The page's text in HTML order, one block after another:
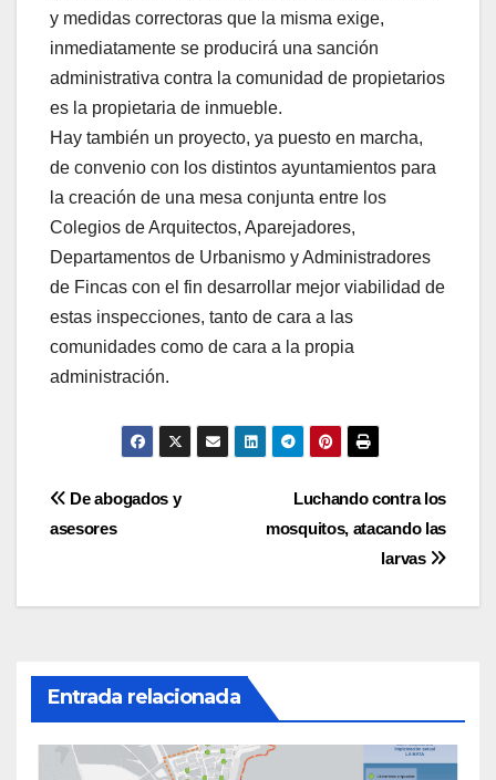
y medidas correctoras que la misma exige,
inmediatamente se producirá una sanción
administrativa contra la comunidad de propietarios
es la propietaria de inmueble.
Hay también un proyecto, ya puesto en marcha,
de convenio con los distintos ayuntamientos para
la creación de una mesa conjunta entre los
Colegios de Arquitectos, Aparejadores,
Departamentos de Urbanismo y Administradores
de Fincas con el fin desarrollar mejor viabilidad de
estas inspecciones, tanto de cara a las
comunidades como de cara a la propia
administración.
Navegación
entradas
Luchando contra los
mosquitos, atacando las
larvas
De abogados y
asesores
Entrada relacionada